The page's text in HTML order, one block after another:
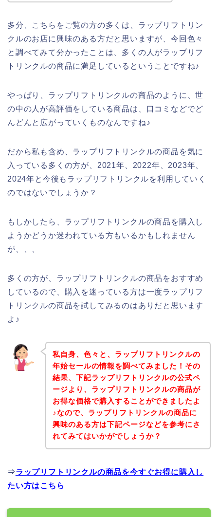
多分、こちらをご覧の方の多くは、ラップリフトリン
クルのお店に興味のある方だと思いますが、今回色々
と調べてみて分かったことは、多くの人がラップリフ
トリンクルの商品に満足しているということですね♪
やっぱり、ラップリフトリンクルの商品のように、世
の中の人が高評価をしている商品は、口コミなどでど
んどんと広がっていくものなんですね♪
だから私も含め、ラップリフトリンクルの商品を気に
入っている多くの方が、2021年、2022年、2023年、
2024年と今後もラップリフトリンクルを利用していく
のではないでしょうか？
もしかしたら、ラップリフトリンクルの商品を購入し
ようかどうか迷われている方もいるかもしれません
が、、、
多くの方が、ラップリフトリンクルの商品をおすすめ
しているので、購入を迷っている方は一度ラップリフ
トリンクルの商品を試してみるのはありだと思います
よ♪
私自身、色々と、ラップリフトリンクルの
年始セールの情報を調べてみました！その
結果、下記ラップリフトリンクルの公式ペ
ージより、ラップリフトリンクルの商品が
お得な価格で購入することができましたよ
♪なので、ラップリフトリンクルの商品に
興味のある方は下記ページなどを参考にさ
れてみてはいかがでしょうか？
⇒ラップリフトリンクルの商品を今すぐお得に購入し
たい方はこちら